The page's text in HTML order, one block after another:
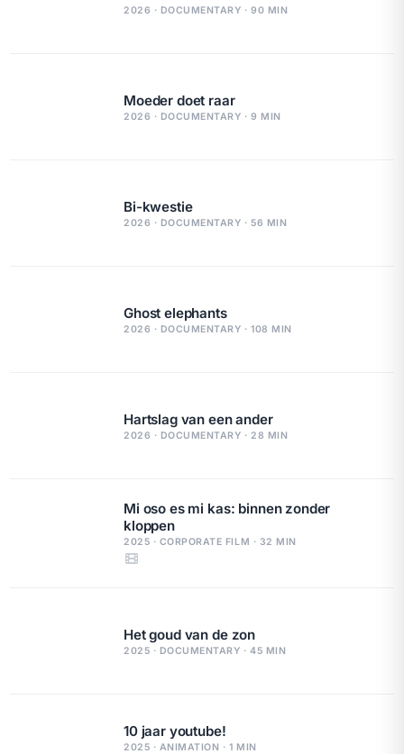
2026 · DOCUMENTARY · 90 MIN
Moeder doet raar
2026 · DOCUMENTARY · 9 MIN
Bi-kwestie
2026 · DOCUMENTARY · 56 MIN
Ghost elephants
2026 · DOCUMENTARY · 108 MIN
Hartslag van een ander
2026 · DOCUMENTARY · 28 MIN
Mi oso es mi kas: binnen zonder
kloppen
2025 · CORPORATE FILM · 32 MIN
Het goud van de zon
2025 · DOCUMENTARY · 45 MIN
10 jaar youtube!
2025 · ANIMATION · 1 MIN